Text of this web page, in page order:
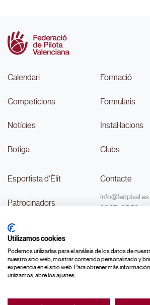
Utilizamos cookies
Podemos utilizarlas para el análisis de los datos de
nuestro sitio web, mostrar contenido personalizado y
experiencia en el sitio web. Para obtener más
utilizamos, abre los ajustes.
Calendari
Competicions
Notícies
Botiga
Formació
Formularis
Instal·lacions
Clubs
Esportista d'Èlit
Patrocinadors
Transparència
#MouLaPilota
Contacte
info@fedpival.es
96 374 95 58
C/Marqués de
Made with ♥ by